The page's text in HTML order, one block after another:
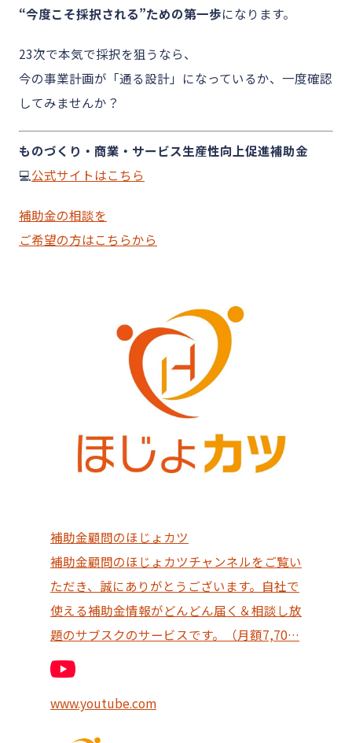
“今度こそ採択される”ための第一歩になります。
23次で本気で採択を狙うなら、
今の事業計画が「通る設計」になっているか、一度確認
してみませんか？
ものづくり・商業・サービス生産性向上促進補助金
💻公式サイトはこちら
補助金の相談を
ご希望の方はこちらから
補助金顧問のほじょカツ
補助金顧問のほじょカツチャンネルをご覧い
ただき、誠にありがとうございます。自社で
使える補助金情報がどんどん届く＆相談し放
題のサブスクのサービスです。（月額7,70…
www.youtube.com